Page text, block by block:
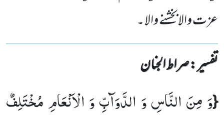
عزت والابخشنے والا ۔
تفسیر : ‎صراط الجنان
{وَ مِنَ النَّاسِ وَ الدَّوَآبِّ وَ الْاَنْعَامِ مُخْتَلِفٌ